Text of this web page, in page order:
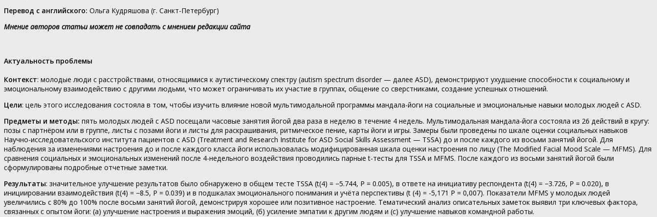
Перевод с английского: Ольга Кудряшова (г. Санкт-Петербург)
Мнение авторов статьи может не совпадать с мнением редакции сайта
Актуальность проблемы
Контекст: молодые люди с расстройствами, относящимися к аутистическому спектру (autism spectrum disorder — далее ASD), демонстрируют ухудшение способности к социальному и
эмоциональному взаимодействию с другими людьми, что может ограничивать их участие в группах, общение со сверстниками, создание успешных отношений.
Цели: цель этого исследования состояла в том, чтобы изучить влияние новой мультимодальной программы мандала-йоги на социальные и эмоциональные навыки молодых людей с ASD.
Предметы и методы: пять молодых людей с ASD посещали часовые занятия йогой два раза в неделю в течение 4 недель. Мультимодальная мандала-йога состояла из 26 действий в кругу:
позы с партнёром или в группе, листы с позами йоги и листы для раскрашивания, ритмическое пение, карты йоги и игры. Замеры были проведены по шкале оценки социальных навыков
Научно-исследовательского института пациентов с ASD (Treatment and Research Institute for ASD Social Skills Assessment — TSSA) до и после каждого из восьми занятий йогой. Для
наблюдения за изменениями настроения до и после каждого класса йоги использовалась модифицированная шкала оценки настроения по лицу (The Modified Facial Mood Scale — MFMS). Для
сравнения социальных и эмоциональных изменений после 4-недельного воздействия проводились парные t-тесты для TSSA и MFMS. После каждого из восьми занятий йогой были
сформулированы подробные отчетные заметки.
Результаты: значительное улучшение результатов было обнаружено в общем тесте TSSA (t(4) = −5.744, P = 0.005), в ответе на инициативу респондента (t(4) = −3.726, P = 0.020), в
инициировании взаимодействия (t(4) = −8.5, P = 0.039) и в подшкалах эмоционального понимания и учёта перспективы (t (4) = -5,171 P = 0,007). Показатели MFMS у молодых людей
увеличились с 80% до 100% после восьми занятий йогой, демонстрируя хорошее или позитивное настроение. Тематический анализ описательных заметок выявил три ключевых фактора,
связанных с опытом йоги: (a) улучшение настроения и выражения эмоций, (б) усиление эмпатии к другим людям и (c) улучшение навыков командной работы.